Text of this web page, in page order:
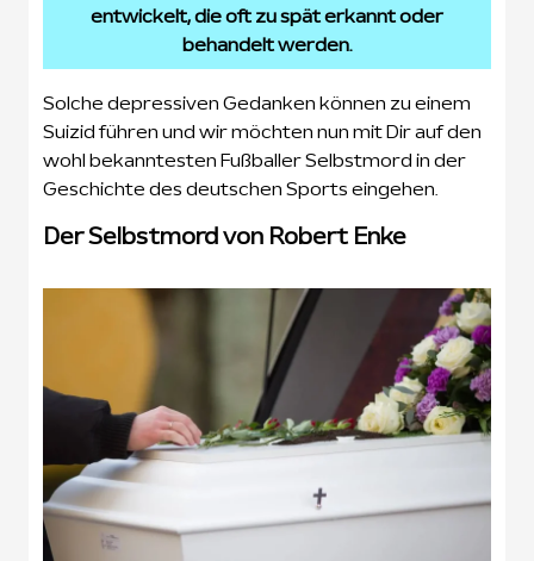
entwickelt, die oft zu spät erkannt oder
behandelt werden.
Solche depressiven Gedanken können zu einem
Suizid führen und wir möchten nun mit Dir auf den
wohl bekanntesten Fußballer Selbstmord in der
Geschichte des deutschen Sports eingehen.
Der Selbstmord von Robert Enke